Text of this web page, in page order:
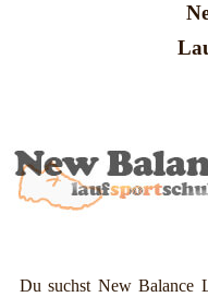
Du suchst New Balance